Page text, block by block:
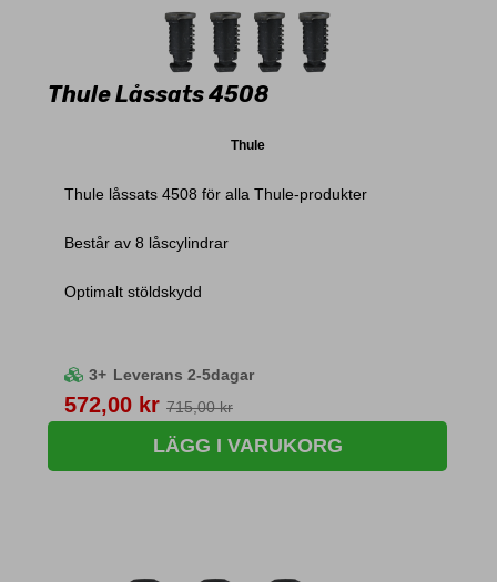
Thule Låssats 4508
Thule
Thule låssats 4508 för alla Thule-produkter
Består av 8 låscylindrar
Optimalt stöldskydd
3+ Leverans 2-5dagar
Pris
572,00 kr 715,00 kr
LÄGG I VARUKORG